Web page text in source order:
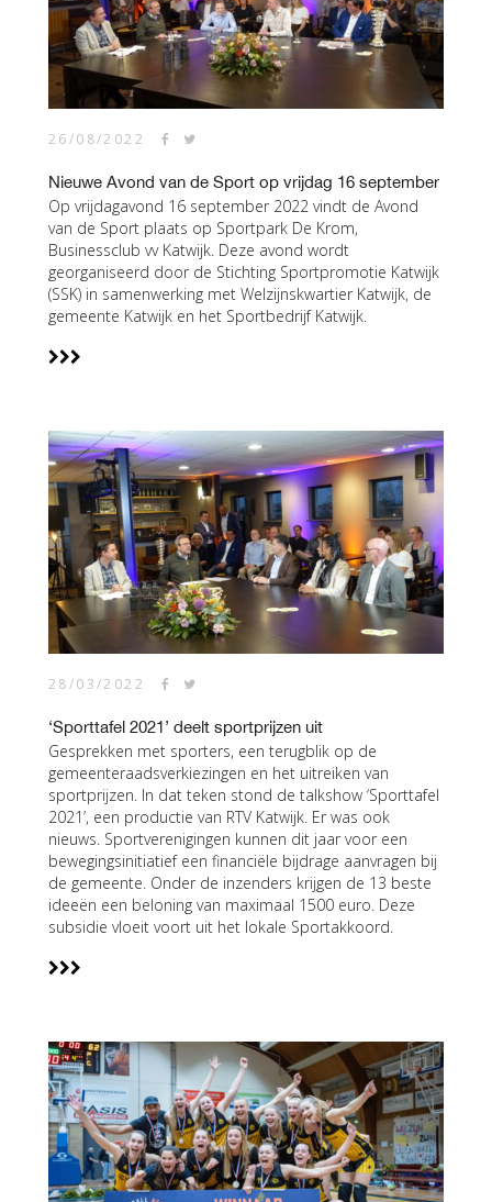
26/08/2022
Nieuwe Avond van de Sport op vrijdag 16 september
Op vrijdagavond 16 september 2022 vindt de Avond
van de Sport plaats op Sportpark De Krom,
Businessclub vv Katwijk. Deze avond wordt
georganiseerd door de Stichting Sportpromotie Katwijk
(SSK) in samenwerking met Welzijnskwartier Katwijk, de
gemeente Katwijk en het Sportbedrijf Katwijk.
28/03/2022
‘Sporttafel 2021’ deelt sportprijzen uit
Gesprekken met sporters, een terugblik op de
gemeenteraadsverkiezingen en het uitreiken van
sportprijzen. In dat teken stond de talkshow ‘Sporttafel
2021’, een productie van RTV Katwijk. Er was ook
nieuws. Sportverenigingen kunnen dit jaar voor een
bewegingsinitiatief een financiële bijdrage aanvragen bij
de gemeente. Onder de inzenders krijgen de 13 beste
ideeën een beloning van maximaal 1500 euro. Deze
subsidie vloeit voort uit het lokale Sportakkoord.